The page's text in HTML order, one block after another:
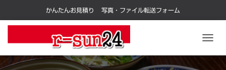
かんたんお見積り 写真・ファイル転送フォーム
ビ